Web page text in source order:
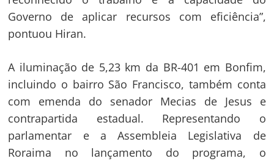
Governo de aplicar recursos com eficiência”,
pontuou Hiran.
A iluminação de 5,23 km da BR-401 em Bonfim,
incluindo o bairro São Francisco, também conta
com emenda do senador Mecias de Jesus e
contrapartida estadual. Representando o
parlamentar e a Assembleia Legislativa de
Roraima no lançamento do programa, o